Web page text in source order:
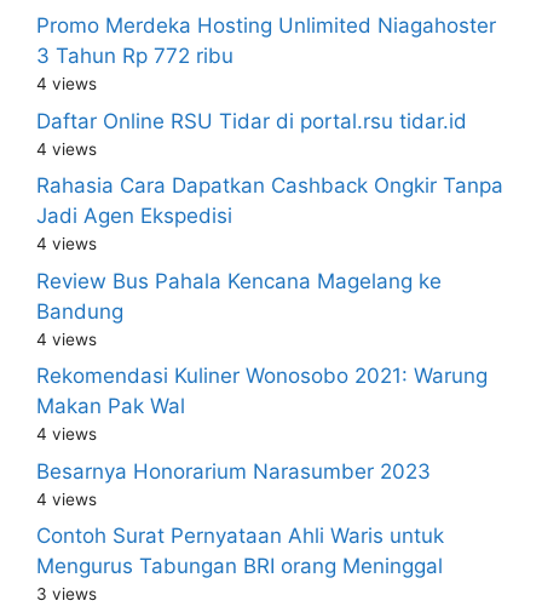
Promo Merdeka Hosting Unlimited Niagahoster
3 Tahun Rp 772 ribu
4 views
Daftar Online RSU Tidar di portal.rsu tidar.id
4 views
Rahasia Cara Dapatkan Cashback Ongkir Tanpa
Jadi Agen Ekspedisi
4 views
Review Bus Pahala Kencana Magelang ke
Bandung
4 views
Rekomendasi Kuliner Wonosobo 2021: Warung
Makan Pak Wal
4 views
Besarnya Honorarium Narasumber 2023
4 views
Contoh Surat Pernyataan Ahli Waris untuk
Mengurus Tabungan BRI orang Meninggal
3 views